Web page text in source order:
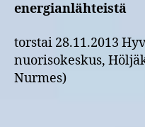
energianlähteistä
torstai 28.11.2013
nuorisokeskus,
Nurmes)